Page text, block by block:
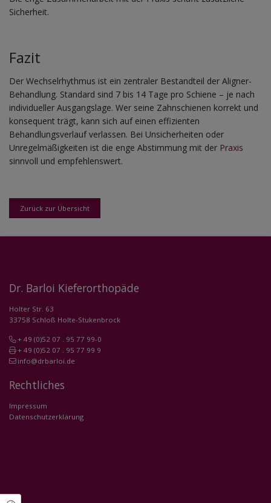
Zurück zur Übersicht
Sicherheit.
Fazit
Der Wechselrhythmus ist ein zentraler Bestandteil der Aligner-
Behandlung. Standard sind 7 bis 14 Tage pro Schiene – je nach
individueller Ausgangslage. Wer seine Zahnschienen korrekt und
konsequent trägt, kann sich auf einen effizienten
Behandlungsverlauf verlassen. Bei Unsicherheiten oder
Unregelmäßigkeiten ist die enge Abstimmung mit der Praxis
sinnvoll und empfehlenswert.
Dr. Barloi Kieferorthopäde
Holter Str. 63
33758 Schloß Holte-Stukenbrock
+ 49 (0)52 07 . 95 77 99-0
+ 49 (0)52 07 . 95 77 99 9
info@drbarloi.de
Rechtliches
Impressum
Datenschutzerklärung